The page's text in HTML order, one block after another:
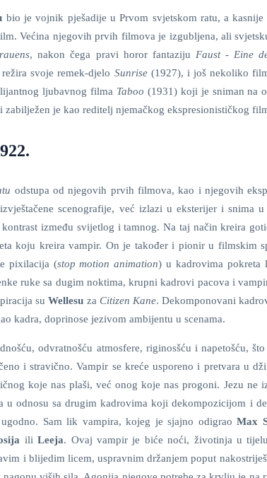
bio je vojnik pješadije u Prvom svjetskom ratu, a
Većina njegovih prvih filmova je izgubljena, ali
, nakon čega pravi horor fantaziju Faust - Eine
svoje remek-djelo Sunrise(1927), i još nekoliko
ljubavnog filma Taboo (1931) koji je sniman na
zabilježen je kao reditelj njemačkog ekspresionističkog
odstupa od njegovih prvih filmova, kao i njegovih
scenografije, već izlazi u eksterijer i snima
između svijetlog i tamnog. Na taj način kreira
koju kreira vampir. On je također i pionir u filmskim
pixilacija (stop motion animation) u kadrovima pokreta
ruke sa dugim noktima, krupni kadrovi pacova i
suWellesu za Citizen Kane. Dekomponovani
kadra, doprinose jezivom ambijentu u scenama.
odvratnošću atmosfere, riginosšću i napetošću,
i stravično. Vampir se kreće usporeno i pretvara u
koje nas plaši, već onog koje nas progoni. Jezu ne
u odnosu sa drugim kadrovima koji dekompozicijom i
Sam lik vampira, kojeg je sjajno odigraoMax
iliLeeja. Ovaj vampir je biće noći, životinja u
i blijedim licem, uspravnim držanjem poput